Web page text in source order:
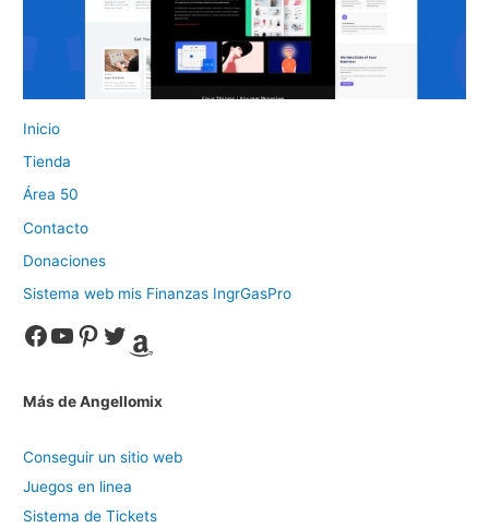
Inicio
Tienda
Área 50
Contacto
Donaciones
Sistema web mis Finanzas IngrGasPro
Facebook YouTube Pinterest Twitter Amazon
Más de Angellomix
Conseguir un sitio web
Juegos en linea
Sistema de Tickets